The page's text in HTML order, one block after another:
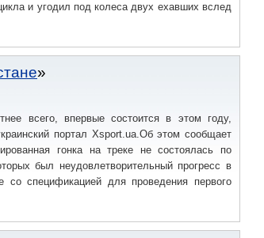
и угодил под колеса двух ехавших вслед
всего, впервые состоится в этом году,
портал Xsport.ua.Об этом сообщает
гонка на треке не состоялась по
был неудовлетворительный прогресс в
со спецификацией для проведения первого